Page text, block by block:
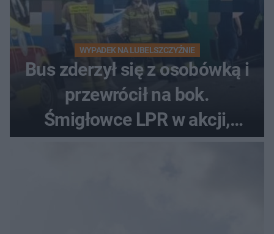
WYPADEK NA LUBELSZCZYŹNIE
Bus zderzył się z osobówką i
przewrócił na bok.
Śmigłowce LPR w akcji,
rannych może być nawet